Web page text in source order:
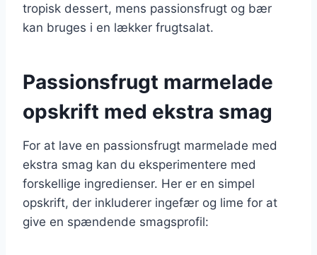
tropisk dessert, mens passionsfrugt og bær
kan bruges i en lækker frugtsalat.
Passionsfrugt marmelade
opskrift med ekstra smag
For at lave en passionsfrugt marmelade med
ekstra smag kan du eksperimentere med
forskellige ingredienser. Her er en simpel
opskrift, der inkluderer ingefær og lime for at
give en spændende smagsprofil: